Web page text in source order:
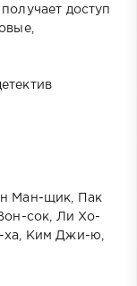
доступ
Ман-щик, Пак
сок, Ли Хо-
Ким Джи-ю,